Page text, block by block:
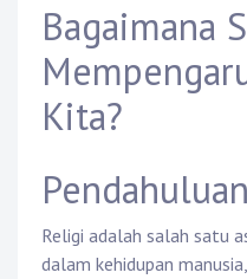
Bagaimana
Kita?
Pendahuluan
Religi adalah salah satu
dalam kehidupan